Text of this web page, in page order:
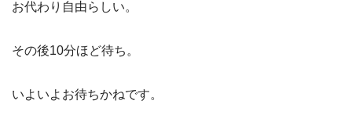
お代わり自由らしい。
その後10分ほど待ち。
いよいよお待ちかねです。